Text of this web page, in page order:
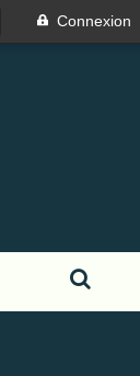
Connexion